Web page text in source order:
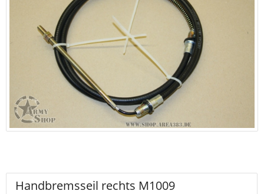
Handbremsseil rechts M1009